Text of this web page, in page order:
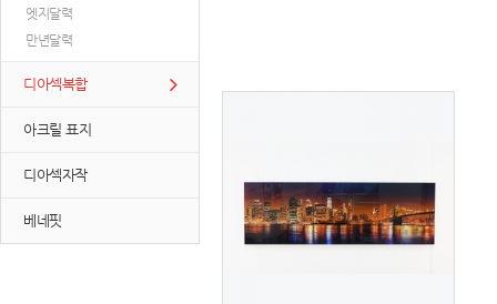
엣지달력
만년달력
디아섹복합
아크릴 표지
디아섹자작
베네핏